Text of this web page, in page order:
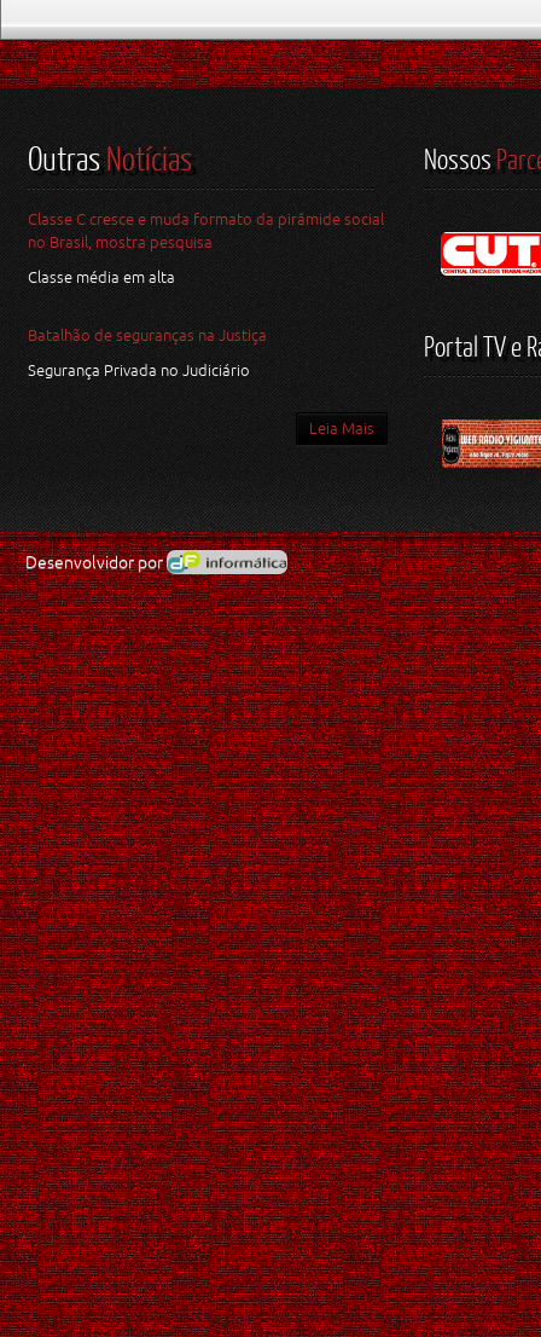
OutrasNotícias
Classe C cresce e muda formato da pirâmide social
no Brasil, mostra pesquisa
Classe média em alta
Batalhão de seguranças na Justiça
Segurança Privada no Judiciário
Leia Mais
Nossos
Portal TV e
Desenvolvidor por